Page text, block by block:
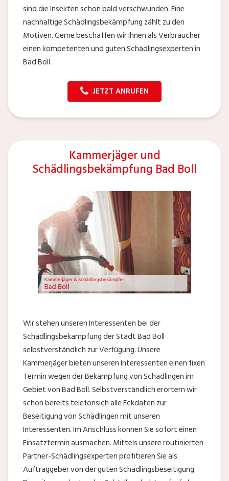
sind die Insekten schon bald verschwunden. Eine
nachhaltige Schädlingsbekämpfung zählt zu den
Motiven. Gerne beschaffen wir Ihnen als Verbraucher
einen kompetenten und guten Schädlingsexperten in
Bad Boll.
JETZT ANRUFEN
Kammerjäger und
Schädlingsbekämpfung Bad Boll
Wir stehen unseren Interessenten bei der
Schädlingsbekämpfung der Stadt Bad Boll
selbstverständlich zur Verfügung. Unsere
Kammerjäger bieten unseren Interessenten einen fixen
Termin wegen der Bekämpfung von Schädlingen im
Gebiet von Bad Boll. Selbstverständlich erörtern wir
schon bereits telefonsich alle Eckdaten zur
Beseitigung von Schädlingen mit unseren
Interessenten. Im Anschluss können Sie sofort einen
Einsatztermin ausmachen. Mittels unsere routinierten
Partner-Schädlingsexperten profitieren Sie als
Auftraggeber von der guten Schädlingsbeseitigung.